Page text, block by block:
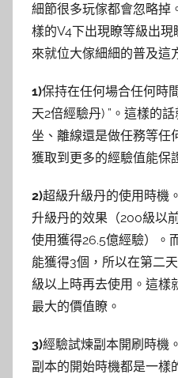
細節很多玩傢都會忽略掉
樣的V4下出現瞭等級出
來就位大傢細細的普及這
1)保持在任何場合任何時
天2倍經驗丹) ”。這樣的
坐、離線還是做任務等任
獲取到更多的經驗值能保
2)超級升級丹的使用時機
升級丹的效果（200級以
使用獲得26.5億經驗）。
能獲得3個，所以在第二
級以上時再去使用。這樣
最大的價值瞭。
3)經驗試煉副本開刷時機
副本的開始時機都是一樣